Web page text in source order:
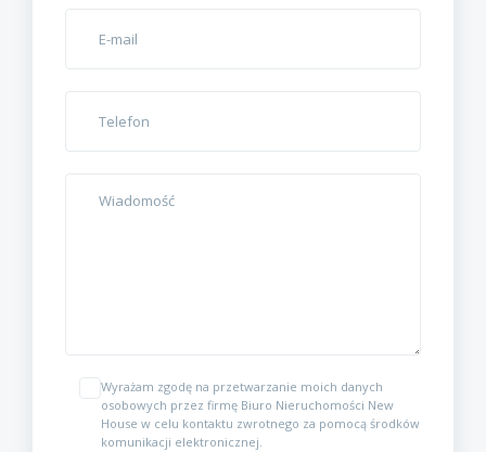
Wyrażam zgodę na przetwarzanie moich danych
osobowych przez firmę Biuro Nieruchomości New
House w celu kontaktu zwrotnego za pomocą środków
komunikacji elektronicznej.